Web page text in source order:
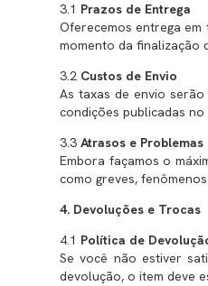
3.1 Prazos de Entrega
Oferecemos entrega
momento da finalização
3.2 Custos de Envio
As taxas de envio
condições publicadas no
3.3 Atrasos e Problemas
Embora façamos o
como greves,
4. Devoluções e Trocas
4.1 Política de
Se você não estiver
devolução, o item deve